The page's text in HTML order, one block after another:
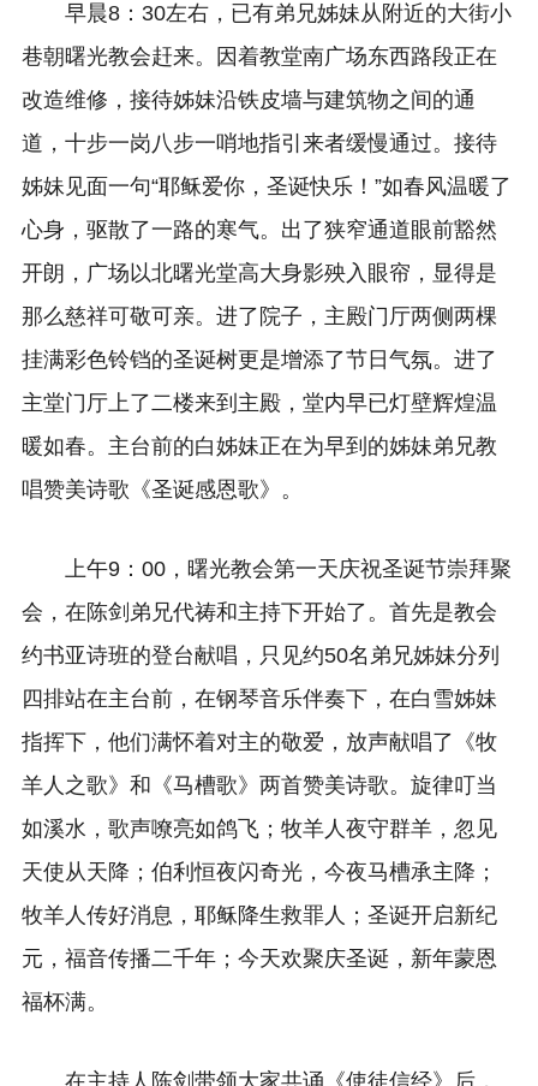
早晨8：30左右，已有弟兄姊妹从附近的大街小
巷朝曙光教会赶来。因着教堂南广场东西路段正在
改造维修，接待姊妹沿铁皮墙与建筑物之间的通
道，十步一岗八步一哨地指引来者缓慢通过。接待
姊妹见面一句“耶稣爱你，圣诞快乐！”如春风温暖了
心身，驱散了一路的寒气。出了狭窄通道眼前豁然
开朗，广场以北曙光堂高大身影殃入眼帘，显得是
那么慈祥可敬可亲。进了院子，主殿门厅两侧两棵
挂满彩色铃铛的圣诞树更是增添了节日气氛。进了
主堂门厅上了二楼来到主殿，堂内早已灯壁辉煌温
暖如春。主台前的白姊妹正在为早到的姊妹弟兄教
唱赞美诗歌《圣诞感恩歌》。
上午9：00，曙光教会第一天庆祝圣诞节崇拜聚
会，在陈剑弟兄代祷和主持下开始了。首先是教会
约书亚诗班的登台献唱，只见约50名弟兄姊妹分列
四排站在主台前，在钢琴音乐伴奏下，在白雪姊妹
指挥下，他们满怀着对主的敬爱，放声献唱了《牧
羊人之歌》和《马槽歌》两首赞美诗歌。旋律叮当
如溪水，歌声嘹亮如鸽飞；牧羊人夜守群羊，忽见
天使从天降；伯利恒夜闪奇光，今夜马槽承主降；
牧羊人传好消息，耶稣降生救罪人；圣诞开启新纪
元，福音传播二千年；今天欢聚庆圣诞，新年蒙恩
福杯满。